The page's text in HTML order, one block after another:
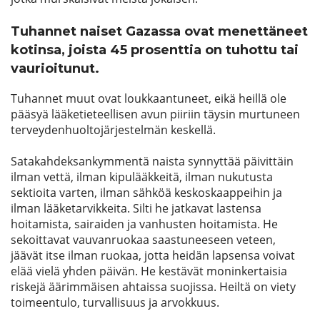
Tuhannet naiset Gazassa ovat menettäneet
kotinsa, joista 45 prosenttia on tuhottu tai
vaurioitunut.
Tuhannet muut ovat loukkaantuneet, eikä heillä ole
pääsyä lääketieteellisen avun piiriin täysin murtuneen
terveydenhuoltojärjestelmän keskellä.
Satakahdeksankymmentä naista synnyttää päivittäin
ilman vettä, ilman kipulääkkeitä, ilman nukutusta
sektioita varten, ilman sähköä keskoskaappeihin ja
ilman lääketarvikkeita. Silti he jatkavat lastensa
hoitamista, sairaiden ja vanhusten hoitamista. He
sekoittavat vauvanruokaa saastuneeseen veteen,
jäävät itse ilman ruokaa, jotta heidän lapsensa voivat
elää vielä yhden päivän. He kestävät moninkertaisia
riskejä äärimmäisen ahtaissa suojissa. Heiltä on viety
toimeentulo, turvallisuus ja arvokkuus.